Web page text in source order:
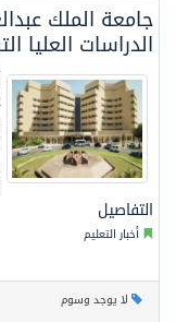
جامعة الملك
الدراسات العليا
التفاصيل
أخبار التعليم
لا يوجد وسوم